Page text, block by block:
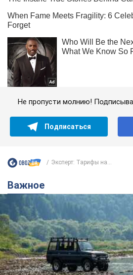
Не пропусти молнию!
Подписаться
Эксперт: Тарифы на...
Важное